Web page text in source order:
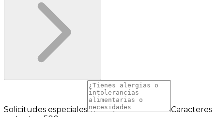
Solicitudes especiales
Caracteres